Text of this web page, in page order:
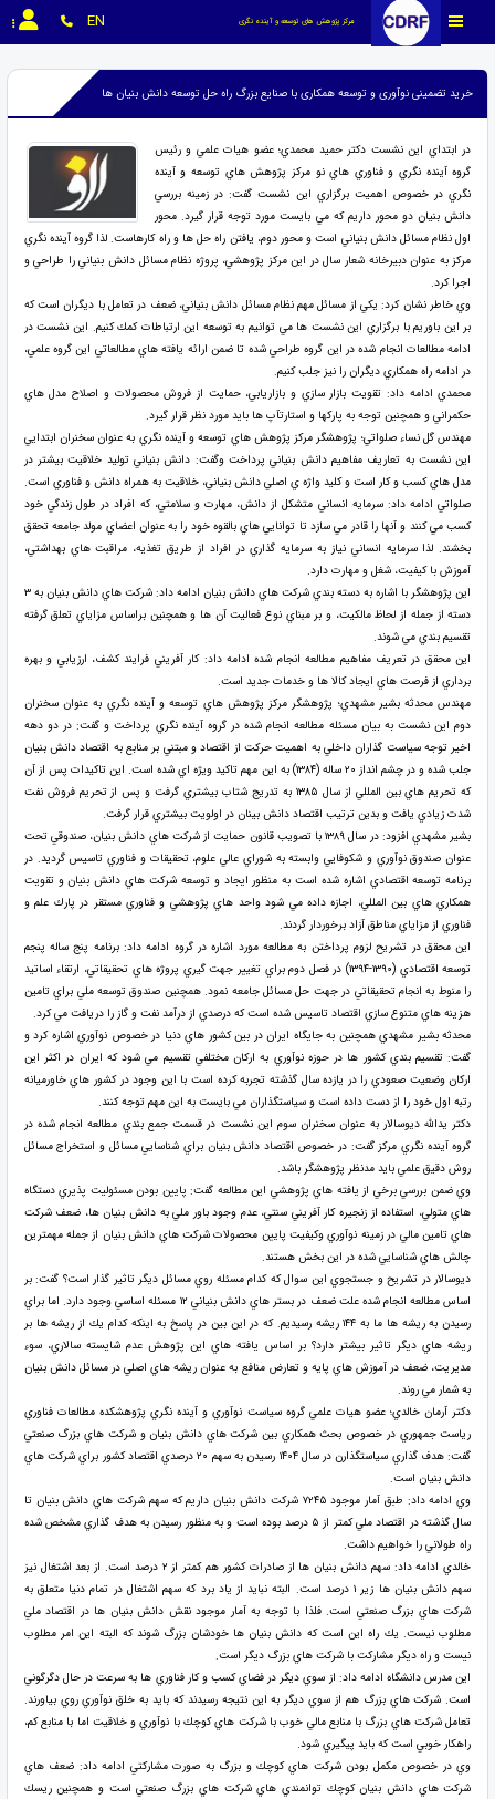
مرکز پژوهش های توسعه و آینده نگری EN
خرید تضمینی نوآوری و توسعه همکاری با صنایع بزرگ راه حل توسعه دانش بنیان ها
در ابتداي اين نشست دكتر حميد محمدي؛ عضو هيات علمي و رئيس
گروه آينده نگري و فناوري هاي نو مركز پژوهش هاي توسعه و آينده
نگري در خصوص اهميت برگزاري اين نشست گفت: در زمينه بررسي
دانش بنيان دو محور داريم كه مي بايست مورد توجه قرار گيرد. محور
اول نظام مسائل دانش بنياني است و محور دوم، يافتن راه حل ها و راه كارهاست. لذا گروه آينده نگري
مركز به عنوان دبيرخانه شعار سال در اين مركز پژوهشي، پروژه نظام مسائل دانش بنياني را طراحي و
اجرا كرد.
وي خاطر نشان كرد: يكي از مسائل مهم نظام مسائل دانش بنياني، ضعف در تعامل با ديگران است كه
بر اين باوريم با برگزاري اين نشست ها مي توانيم به توسعه اين ارتباطات كمك كنيم. اين نشست در
ادامه مطالعات انجام شده در اين گروه طراحي شده تا ضمن ارائه يافته هاي مطالعاتي اين گروه علمي،
در ادامه راه همكاري ديگران را نيز جلب كنيم.
محمدي ادامه داد: تقويت بازار سازي و بازاريابي، حمايت از فروش محصولات و اصلاح مدل هاي
حكمراني و همچنين توجه به پاركها و استارتآپ ها بايد مورد نظر قرار گيرد.
مهندس گل نساء صلواتي؛ پژوهشگر مركز پژوهش هاي توسعه و آينده نگري به عنوان سخنران ابتدايي
اين نشست به تعاريف مفاهيم دانش بنياني پرداخت وگفت: دانش بنياني توليد خلاقيت بيشتر در
مدل هاي كسب و كار است و كليد واژه ي اصلي دانش بنياني، خلاقيت به همراه دانش و فناوري است.
صلواتي ادامه داد: سرمايه انساني متشكل از دانش، مهارت و سلامتي، كه افراد در طول زندگي خود
كسب مي كنند و آنها را قادر مي سازد تا توانايي هاي بالقوه خود را به عنوان اعضاي مولد جامعه تحقق
بخشند. لذا سرمايه انساني نياز به سرمايه گذاري در افراد از طريق تغذيه، مراقبت هاي بهداشتي،
آموزش با كيفيت، شغل و مهارت دارد.
اين پژوهشگر با اشاره به دسته بندي شركت هاي دانش بنيان ادامه داد: شركت هاي دانش بنيان به ۳
دسته از جمله از لحاظ مالكيت، و بر مبناي نوع فعاليت آن ها و همچنين براساس مزاياي تعلق گرفته
تقسيم بندي مي شوند.
اين محقق در تعريف مفاهيم مطالعه انجام شده ادامه داد: كار آفريني فرايند كشف، ارزيابي و بهره
برداري از فرصت هاي ايجاد كالا ها و خدمات جديد است.
مهندس محدثه بشير مشهدي؛ پژوهشگر مركز پژوهش هاي توسعه و آينده نگري به عنوان سخنران
دوم اين نشست به بيان مسئله مطالعه انجام شده در گروه آينده نگري پرداخت و گفت: در دو دهه
اخير توجه سياست گذاران داخلي به اهميت حركت از اقتصاد و مبتني بر منابع به اقتصاد دانش بنيان
جلب شده و در چشم انداز ۲۰ ساله (۱۳۸۴) به اين مهم تاكيد ويژه اي شده است. اين تاكيدات پس از آن
كه تحريم هاي بين المللي از سال ۱۳۸۵ به تدريج شتاب بيشتري گرفت و پس از تحريم فروش نفت
شدت زيادي يافت و بدين ترتيب اقتصاد دانش بينان در اولويت بيشتري قرار گرفت.
بشير مشهدي افزود: در سال ۱۳۸۹ با تصويب قانون حمايت از شركت هاي دانش بنيان، صندوقي تحت
عنوان صندوق نوآوري و شكوفايي وابسته به شوراي عالي علوم، تحقيقات و فناوري تاسيس گرديد. در
برنامه توسعه اقتصادي اشاره شده است به منظور ايجاد و توسعه شركت هاي دانش بنيان و تقويت
همكاري هاي بين المللي، اجازه داده مي شود واحد هاي پژوهشي و فناوري مستقر در پارك علم و
فناوري از مزاياي مناطق آزاد برخوردار گردند.
اين محقق در تشريح لزوم پرداختن به مطالعه مورد اشاره در گروه ادامه داد: برنامه پنج ساله پنجم
توسعه اقتصادي (۱۳۹۰-۱۳۹۴) در فصل دوم براي تغيير جهت گيري پروژه هاي تحقيقاتي، ارتقاء اساتيد
را منوط به انجام تحقيقاتي در جهت حل مسائل جامعه نمود. همچنين صندوق توسعه ملي براي تامين
هزينه هاي متنوع سازي اقتصاد تاسيس شده است كه درصدي از درآمد نفت و گاز را دريافت مي كرد.
محدثه بشير مشهدي همچنين به جايگاه ايران در بين كشور هاي دنيا در خصوص نوآوري اشاره كرد و
گفت: تقسيم بندي كشور ها در حوزه نوآوري به اركان مختلفي تقسيم مي شود كه ايران در اكثر اين
اركان وضعيت صعودي را در يازده سال گذشته تجربه كرده است با اين وجود در كشور هاي خاورميانه
رتبه اول خود را از دست داده است و سياستگذاران مي بايست به اين مهم توجه كنند.
دكتر يدالله ديوسالار به عنوان سخنران سوم اين نشست در قسمت جمع بندي مطالعه انجام شده در
گروه آينده نگري مركز گفت: در خصوص اقتصاد دانش بنيان براي شناسايي مسائل و استخراج مسائل
روش دقيق علمي بايد مدنظر پژوهشگر باشد.
وي ضمن بررسي برخي از يافته هاي پژوهشي اين مطالعه گفت: پايين بودن مسئوليت پذيري دستگاه
هاي متولي، استفاده از زنجيره كار آفريني سنتي، عدم وجود باور ملي به دانش بنيان ها، ضعف شركت
هاي تامين مالي در زمينه نوآوري وكيفيت پايين محصولات شركت هاي دانش بنيان از جمله مهمترين
چالش هاي شناسايي شده در اين بخش هستند.
ديوسالار در تشريح و جستجوي اين سوال كه كدام مسئله روي مسائل ديگر تاثير گذار است؟ گفت: بر
اساس مطالعه انجام شده علت ضعف در بستر هاي دانش بنياني ۱۲ مسئله اساسي وجود دارد. اما براي
رسيدن به ريشه ها ما به ۱۴۴ ريشه رسيديم. كه در اين بين در پاسخ به اينكه كدام يك از ريشه ها بر
ريشه هاي ديگر تاثير بيشتر دارد؟ بر اساس يافته هاي اين پژوهش عدم شايسته سالاري، سوء
مديريت، ضعف در آموزش هاي پايه و تعارض منافع به عنوان ريشه هاي اصلي در مسائل دانش بنيان
به شمار مي روند.
دكتر آرمان خالدي؛ عضو هيات علمي گروه سياست نوآوري و آينده نگري پژوهشكده مطالعات فناوري
رياست جمهوري در خصوص بحث همكاري بين شركت هاي دانش بنيان و شركت هاي بزرگ صنعتي
گفت: هدف گذاري سياستگذارن در سال ۱۴۰۴ رسيدن به سهم ۲۰ درصدي اقتصاد كشور براي شركت هاي
دانش بنيان است.
وي ادامه داد: طبق آمار موجود ۷۲۴۵ شركت دانش بنيان داريم كه سهم شركت هاي دانش بنيان تا
سال گذشته در اقتصاد ملي كمتر از ۵ درصد بوده است و به منظور رسيدن به هدف گذاري مشخص شده
راه طولاني را خواهيم داشت.
خالدي ادامه داد: سهم دانش بنيان ها از صادرات كشور هم كمتر از ۲ درصد است. از بعد اشتغال نيز
سهم دانش بنيان ها زير ۱ درصد است. البته نبايد از ياد برد كه سهم اشتغال در تمام دنيا متعلق به
شركت هاي بزرگ صنعتي است. فلذا با توجه به آمار موجود نقش دانش بنيان ها در اقتصاد ملي
مطلوب نيست. يك راه اين است كه دانش بنيان ها خودشان بزرگ شوند كه البته اين امر مطلوب
نيست و راه ديگر مشاركت با شركت هاي بزرگ ديگر است.
اين مدرس دانشگاه ادامه داد: از سوي ديگر در فضاي كسب و كار فناوري ها به سرعت در حال دگرگوني
است. شركت هاي بزرگ هم از سوي ديگر به اين نتيجه رسيدند كه بايد به خلق نوآوري روي بياورند.
تعامل شركت هاي بزرگ با منابع مالي خوب با شركت هاي كوچك با نوآوري و خلاقيت اما با منابع كم،
راهكار خوبي است كه بايد پيگيري شود.
وي در خصوص مكمل بودن شركت هاي كوچك و بزرگ به صورت مشاركتي ادامه داد: ضعف هاي
شركت هاي دانش بنيان كوچك توانمندي هاي شركت هاي بزرگ صنعتي است و همچنين ريسك